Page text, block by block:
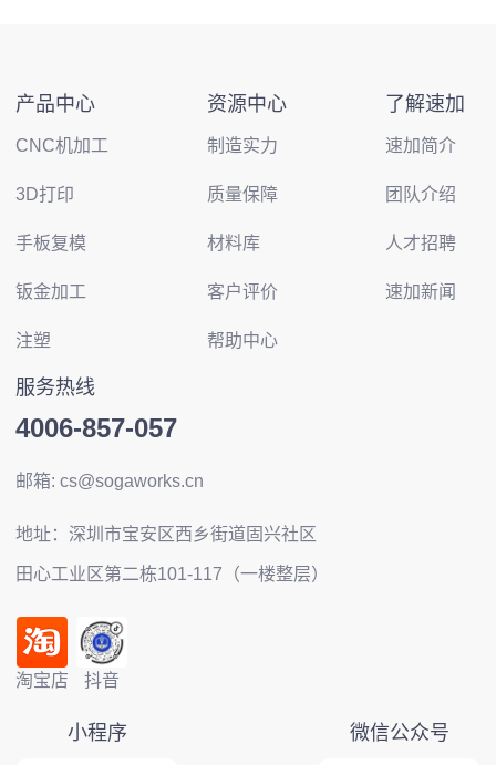
产品中心
CNC机加工
3D打印
手板复模
钣金加工
注塑
资源中心
制造实力
质量保障
材料库
客户评价
帮助中心
了解速加
速加简介
团队介绍
人才招聘
速加新闻
服务热线
4006-857-057
邮箱: cs@sogaworks.cn
地址：深圳市宝安区西乡街道固兴社区
田心工业区第二栋101-117（一楼整层）
淘宝店 抖音
小程序 微信公众号